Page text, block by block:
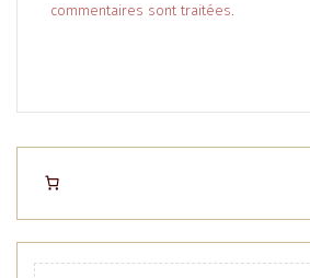
commentaires sont traitées